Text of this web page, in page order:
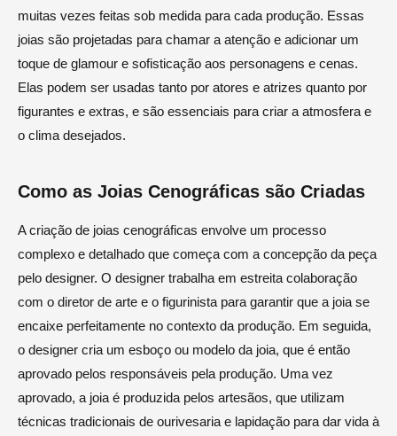
muitas vezes feitas sob medida para cada produção. Essas
joias são projetadas para chamar a atenção e adicionar um
toque de glamour e sofisticação aos personagens e cenas.
Elas podem ser usadas tanto por atores e atrizes quanto por
figurantes e extras, e são essenciais para criar a atmosfera e
o clima desejados.
Como as Joias Cenográficas são Criadas
A criação de joias cenográficas envolve um processo
complexo e detalhado que começa com a concepção da peça
pelo designer. O designer trabalha em estreita colaboração
com o diretor de arte e o figurinista para garantir que a joia se
encaixe perfeitamente no contexto da produção. Em seguida,
o designer cria um esboço ou modelo da joia, que é então
aprovado pelos responsáveis pela produção. Uma vez
aprovado, a joia é produzida pelos artesãos, que utilizam
técnicas tradicionais de ourivesaria e lapidação para dar vida à